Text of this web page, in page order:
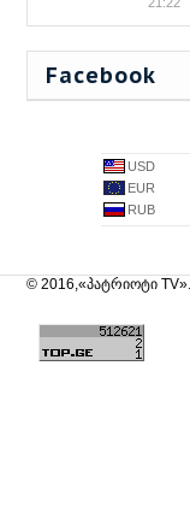
Facebook
USD
EUR
RUB
© 2016,«პატრიოტი